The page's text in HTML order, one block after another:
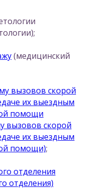
(медицинский
вызовов скорой
их выездным
помощи
вызовов скорой
их выездным
помощи);
отделения
отделения)